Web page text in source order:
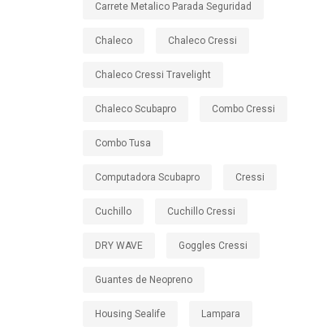
Carrete Metalico Parada Seguridad
Chaleco Chaleco Cressi
Chaleco Cressi Travelight
Chaleco Scubapro Combo Cressi
Combo Tusa
Computadora Scubapro Cressi
Cuchillo Cuchillo Cressi
DRY WAVE Goggles Cressi
Guantes de Neopreno
Housing Sealife Lampara